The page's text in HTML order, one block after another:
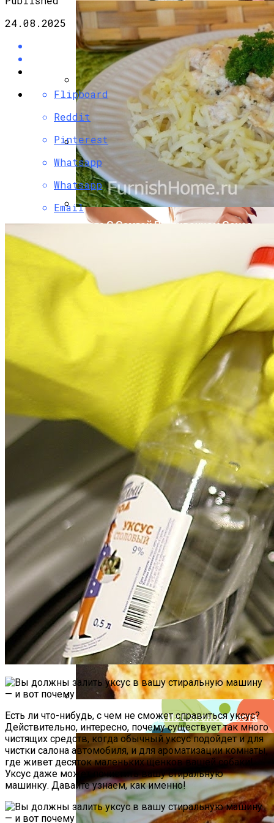
Разбираемся, Какие Виды Проклятий
Соседи Могут Применить К Вашему
Дому
Почему Нельзя Повторно Кипятить
Воду Для Приготовления Чая Или Кофе
Как Повторно Использовать Воду
После Варки Риса
Психологи Назвали 9 Признаков Того,
Что Вы Никогда Не Разбогатеете
Полезные Советы, Которые Помогут
Скрыть Полный Живот
Идеи Для Свиданий: 16 Самых Лучших
Романтических Встреч Для Вас Двоих
Паста С Семгой В Сливочном Соусе
Мясной Рулет С Соевым Соусом И
Кунжутом
Необычная Пицца Из Слоеного Теста
24.08.2025
Flipboard
Reddit
Pinterest
Whatsapp
Whatsapp
Email
Есть ли что-нибудь, с чем не сможет справиться уксус?
Действительно, интересно, почему существует так много
чистящих средств, когда обычный уксус подойдет и для
чистки салона автомобиля, и для ароматизации комнаты,
где живет десяток маленьких щенков вашей собаки!
Уксус даже может почистить вашу стиральную
машинку. Давайте узнаем, как именно!